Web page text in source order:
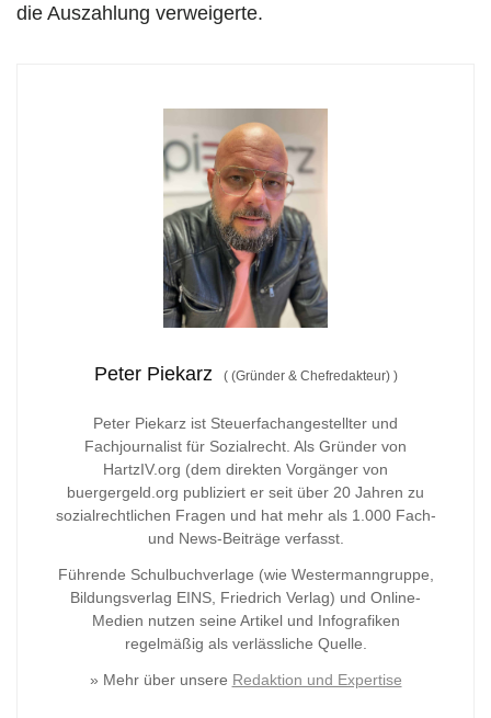
die Auszahlung verweigerte.
Peter Piekarz ((Gründer & Chefredakteur) )
Peter Piekarz ist Steuerfachangestellter und
Fachjournalist für Sozialrecht. Als Gründer von
HartzIV.org (dem direkten Vorgänger von
buergergeld.org publiziert er seit über 20 Jahren zu
sozialrechtlichen Fragen und hat mehr als 1.000 Fach-
und News-Beiträge verfasst.
Führende Schulbuchverlage (wie Westermanngruppe,
Bildungsverlag EINS, Friedrich Verlag) und Online-
Medien nutzen seine Artikel und Infografiken
regelmäßig als verlässliche Quelle.
» Mehr über unsere Redaktion und Expertise